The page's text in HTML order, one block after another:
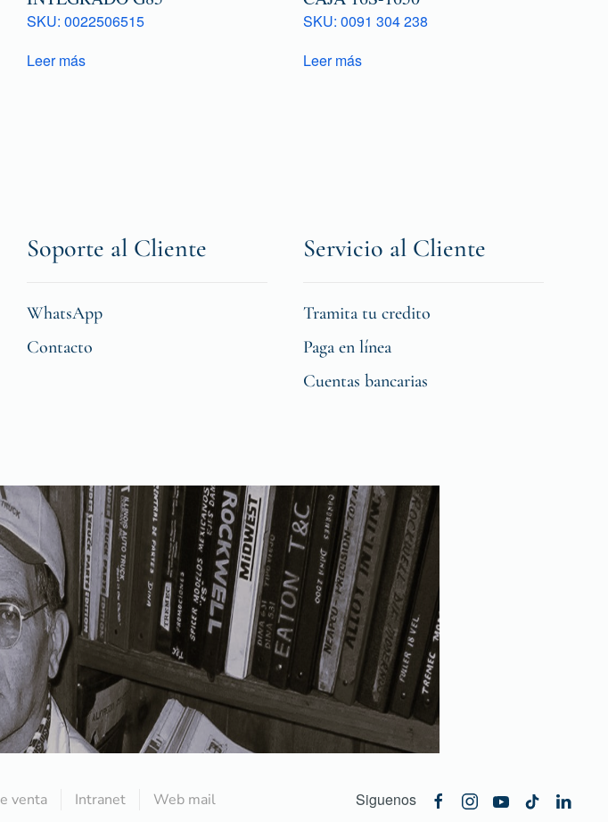
SKU: 0022506515
Leer más
SKU: 0091 304 238
Leer más
Soporte al Cliente
WhatsApp
Contacto
Servicio al Cliente
Tramita tu credito
Paga en línea
Cuentas bancarias
venta Intranet Web mail Siguenos